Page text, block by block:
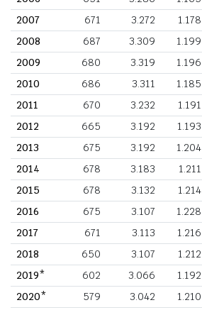
2007
671 3.272 1.178
2008
687 3.309 1.199
2009
680 3.319 1.196
2010
686 3.311 1.185
2011
670 3.232 1.191
2012
665 3.192 1.193
2013
675 3.192 1.204
2014
678 3.183 1.211
2015
678 3.132 1.214
2016
675 3.107 1.228
2017
671 3.113 1.216
2018
650 3.107 1.212
2019*
602 3.066 1.192
2020*
579 3.042 1.210